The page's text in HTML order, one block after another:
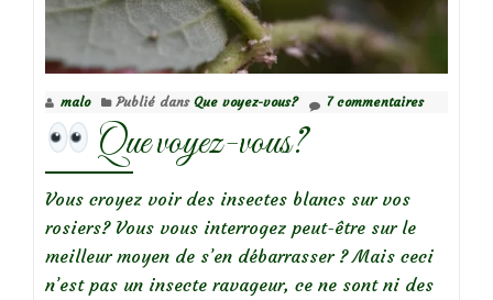
malo Publié dans Que voyez-vous? 7 commentaires
Que voyez-vous?
Vous croyez voir des insectes blancs sur vos
rosiers? Vous vous interrogez peut-être sur le
meilleur moyen de s’en débarrasser ? Mais ceci
n’est pas un insecte ravageur, ce ne sont ni des